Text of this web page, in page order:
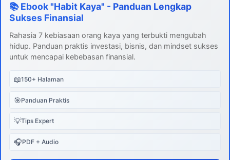
📚 Ebook "Habit Kaya" - Panduan Lengkap
Sukses Finansial
Rahasia 7 kebiasaan orang kaya yang terbukti mengubah
hidup. Panduan praktis investasi, bisnis, dan mindset sukses
untuk mencapai kebebasan finansial.
📖150+ Halaman
🎯Panduan Praktis
💡Tips Expert
🎧PDF + Audio